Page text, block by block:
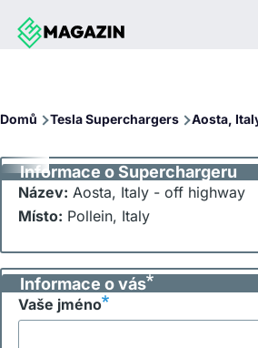
Přejít k hlavnímu obsahu
Domů Tesla Superchargers Aosta,
Informace o Superchargeru
Název: Aosta, Italy - off highway
Místo: Pollein, Italy
Informace o vás
Vaše jméno